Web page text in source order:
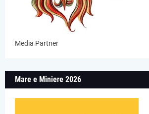
Media Partner
Mare e Miniere 2026